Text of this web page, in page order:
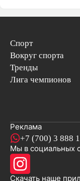
Спорт
Вокруг спорта
Тренды
Лига чемпионов
Реклама
+7 (700) 3 888
Мы в социальных
Скачать наше